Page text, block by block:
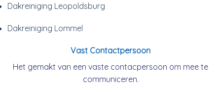
Dakreiniging Leopoldsburg
Dakreiniging Lommel
Vast Contactpersoon
Het gemakt van een vaste contacpersoon om mee te
communiceren.